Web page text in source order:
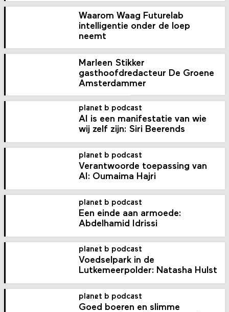
Waarom Waag Futurelab
intelligentie onder de loep
neemt
Marleen Stikker
gasthoofdredacteur De Groene
Amsterdammer
planet b podcast
AI is een manifestatie van wie
wij zelf zijn: Siri Beerends
planet b podcast
Verantwoorde toepassing van
AI: Oumaima Hajri
planet b podcast
Een einde aan armoede:
Abdelhamid Idrissi
planet b podcast
Voedselpark in de
Lutkemeerpolder: Natasha Hulst
planet b podcast
Goed boeren en slimme